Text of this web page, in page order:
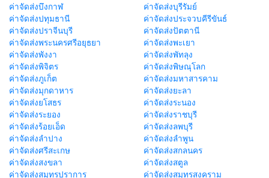
ค่าจัดส่งบึงกาฬ
ค่าจัดส่งบุรีรัมย์
ค่าจัดส่งปทุมธานี
ค่าจัดส่งประจวบคีรีขันธ์
ค่าจัดส่งปราจีนบุรี
ค่าจัดส่งปัตตานี
ค่าจัดส่งพระนครศรีอยุธยา
ค่าจัดส่งพะเยา
ค่าจัดส่งพังงา
ค่าจัดส่งพัทลุง
ค่าจัดส่งพิจิตร
ค่าจัดส่งพิษณุโลก
ค่าจัดส่งภูเก็ต
ค่าจัดส่งมหาสารคาม
ค่าจัดส่งมุกดาหาร
ค่าจัดส่งยะลา
ค่าจัดส่งยโสธร
ค่าจัดส่งระนอง
ค่าจัดส่งระยอง
ค่าจัดส่งราชบุรี
ค่าจัดส่งร้อยเอ็ด
ค่าจัดส่งลพบุรี
ค่าจัดส่งลำปาง
ค่าจัดส่งลำพูน
ค่าจัดส่งศรีสะเกษ
ค่าจัดส่งสกลนคร
ค่าจัดส่งสงขลา
ค่าจัดส่งสตูล
ค่าจัดส่งสมุทรปราการ
ค่าจัดส่งสมุทรสงคราม